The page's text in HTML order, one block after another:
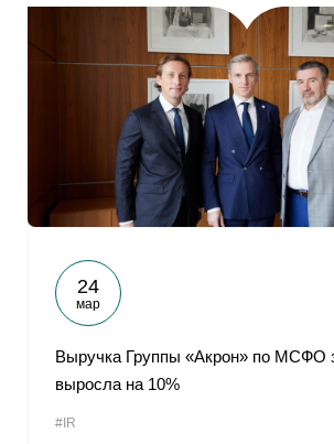
24
мар
Выручка Группы «Акрон» по МСФО
выросла на 10%
#IR